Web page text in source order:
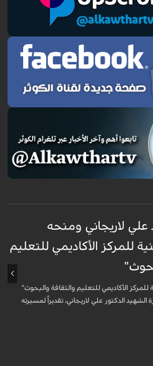
علي لاريجاني ومنحه
للمركز الأكاديمي للتعليم
الأكاديمي للتعليم والثقافة والبحوث"
الدكتور علي لاريجاني، تقديراً لمسيرته